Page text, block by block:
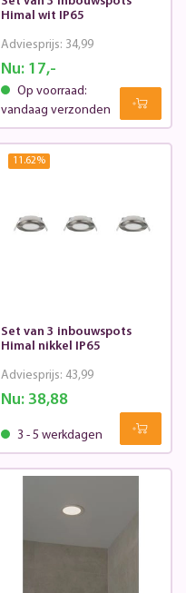
Himal wit IP65
Nu: 17,-
Adviesprijs: 34,99
Op voorraad:
vandaag verzonden
11.62%
Set van 3 inbouwspots
Himal nikkel IP65
Nu: 38,88
Adviesprijs: 43,99
3 - 5 werkdagen